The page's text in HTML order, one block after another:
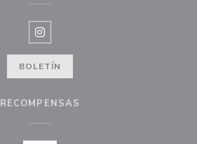
Instagram ((abre en una nueva
BOLETÍN
RECOMPENSAS